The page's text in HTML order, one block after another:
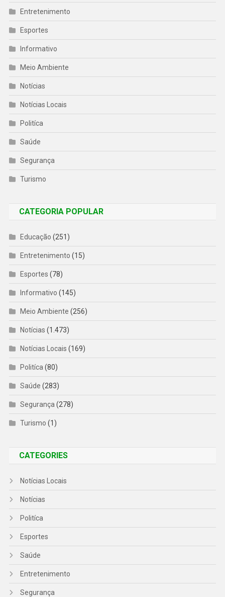
Entretenimento
Esportes
Informativo
Meio Ambiente
Notícias
Notícias Locais
Politíca
Saúde
Segurança
Turismo
CATEGORIA POPULAR
Educação (251)
Entretenimento (15)
Esportes (78)
Informativo (145)
Meio Ambiente (256)
Notícias (1.473)
Notícias Locais (169)
Politíca(80)
Saúde (283)
Segurança(278)
Turismo (1)
CATEGORIES
Notícias Locais
Notícias
Politíca
Esportes
Saúde
Entretenimento
Segurança